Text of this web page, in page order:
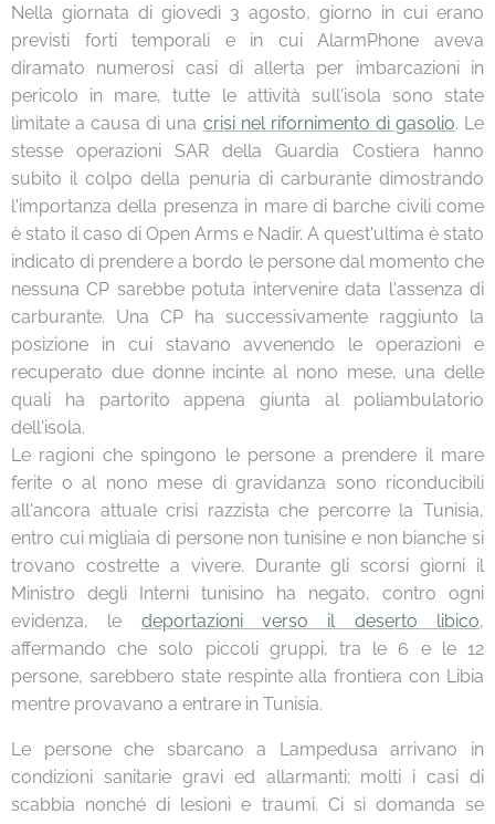
Nella giornata di giovedì 3 agosto, giorno in cui erano
previsti forti temporali e in cui AlarmPhone aveva
diramato numerosi casi di allerta per imbarcazioni in
pericolo in mare, tutte le attività sull'isola sono state
limitate a causa di una crisi nel rifornimento di gasolio. Le
stesse operazioni SAR della Guardia Costiera hanno
subito il colpo della penuria di carburante dimostrando
l'importanza della presenza in mare di barche civili come
è stato il caso di Open Arms e Nadir. A quest'ultima è stato
indicato di prendere a bordo le persone dal momento che
nessuna CP sarebbe potuta intervenire data l'assenza di
carburante. Una CP ha successivamente raggiunto la
posizione in cui stavano avvenendo le operazioni e
recuperato due donne incinte al nono mese, una delle
quali ha partorito appena giunta al poliambulatorio
dell'isola.
Le ragioni che spingono le persone a prendere il mare
ferite o al nono mese di gravidanza sono riconducibili
all'ancora attuale crisi razzista che percorre la Tunisia,
entro cui migliaia di persone non tunisine e non bianche si
trovano costrette a vivere. Durante gli scorsi giorni il
Ministro degli Interni tunisino ha negato, contro ogni
evidenza, le deportazioni verso il deserto libico,
affermando che solo piccoli gruppi, tra le 6 e le 12
persone, sarebbero state respinte alla frontiera con Libia
mentre provavano a entrare in Tunisia.
Le persone che sbarcano a Lampedusa arrivano in
condizioni sanitarie gravi ed allarmanti; molti i casi di
scabbia nonché di lesioni e traumi. Ci si domanda se